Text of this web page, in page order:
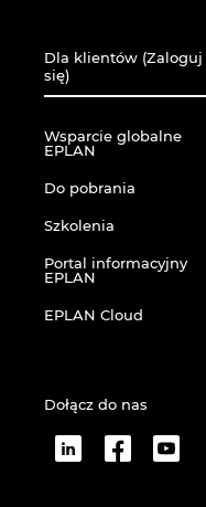
Dla klientów (Zaloguj
się)
Wsparcie globalne
EPLAN
Do pobrania
Szkolenia
Portal informacyjny
EPLAN
EPLAN Cloud
Dołącz do nas